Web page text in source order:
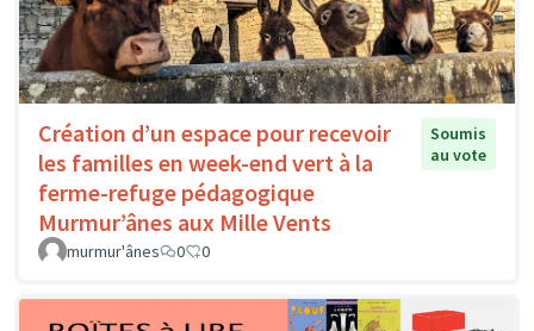
Création d’un espace pour recevoir
les familles en week-end vert à la
ferme-refuge pédagogique
Murmur’ânes aux Mille Vents
Soumis
au vote
murmur'ânes 0 0